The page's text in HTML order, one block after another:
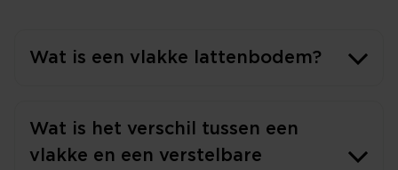
Wat is een vlakke lattenbodem?
Wat is het verschil tussen een
vlakke en een verstelbare